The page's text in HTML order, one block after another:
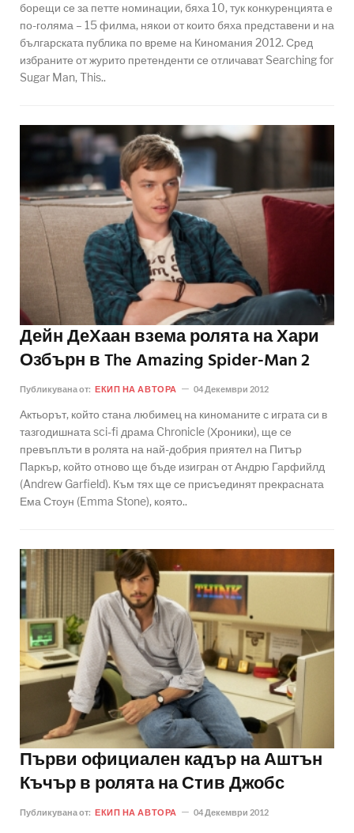
борещи се за петте номинации, бяха 10, тук конкуренцията е
по-голяма – 15 филма, някои от които бяха представени и на
българската публика по време на Киномания 2012. Сред
избраните от журито претенденти се отличават Searching for
Sugar Man, This..
Дейн ДеХаан взема ролята на Хари
Озбърн в The Amazing Spider-Man 2
Публикувана от: ЕКИП НА АВТОРА 04 Декември 2012
Актьорът, който стана любимец на киноманите с играта си в
тазгодишната sci-fi драма Chronicle (Хроники), ще се
превъплъти в ролята на най-добрия приятел на Питър
Паркър, който отново ще бъде изигран от Андрю Гарфийлд
(Andrew Garfield). Към тях ще се присъединят прекрасната
Ема Стоун (Emma Stone), която..
Първи официален кадър на Аштън
Къчър в ролята на Стив Джобс
Публикувана от: ЕКИП НА АВТОРА 04 Декември 2012